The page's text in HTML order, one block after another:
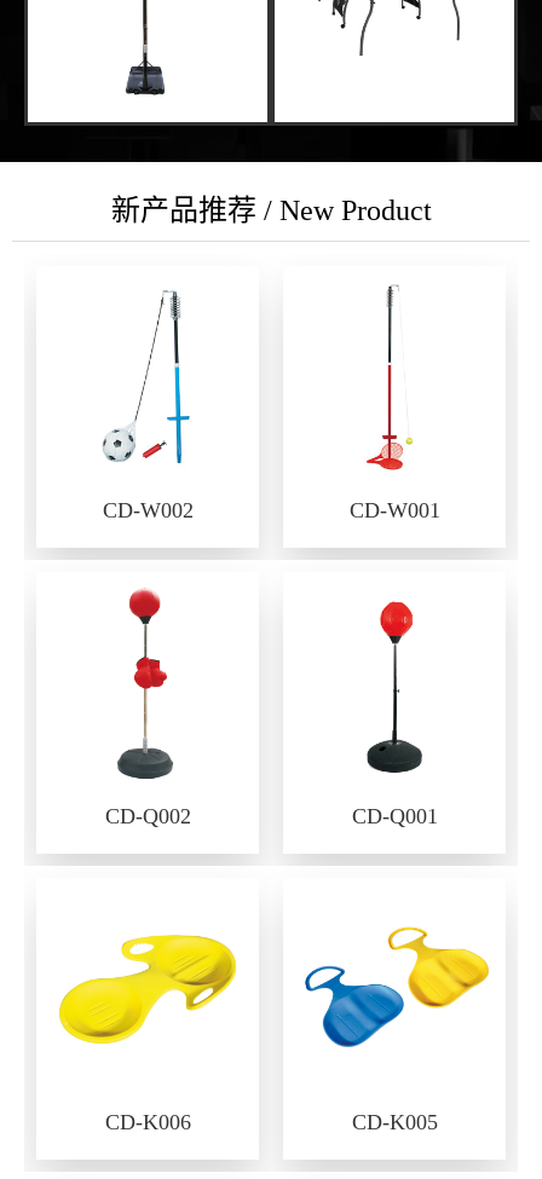
新产品推荐 / New Product
CD-W002 CD-W001
CD-Q002 CD-Q001
CD-K006 CD-K005